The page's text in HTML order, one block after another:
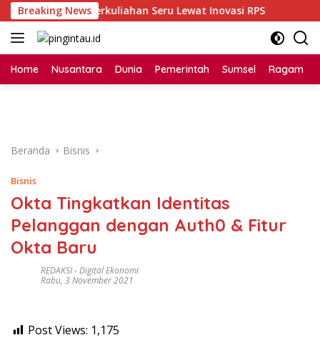
Langsung
ke
konten
Breaking News
Dorong Perkuliahan Seru Lewat Inovasi RPS
Home Nusantara Dunia Pemerintah Sumsel Ragam
Beranda Bisnis
Bisnis
Okta Tingkatkan Identitas
Pelanggan dengan Auth0 & Fitur
Okta Baru
REDAKSI-Digital Ekonomi
Rabu, 3 November 2021
Post Views: 1,175